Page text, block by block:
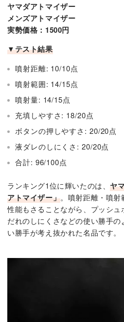
ヤマダアトマイザー
メンズアトマイザー
実勢価格：1500円
▼テスト結果
噴射距離: 10/10点
噴射範囲: 14/15点
噴射量: 14/15点
充填しやすさ: 18/20点
ボタンの押しやすさ: 20/20点
液ダレのしにくさ: 20/20点
合計: 96/100点
ランキング1位に輝いたのは、ヤ
アトマイザー」。噴射距離・噴
性能もさることながら、プッシ
だれのしにくさなどの使い勝手
い勝手が考え抜かれた名品です。